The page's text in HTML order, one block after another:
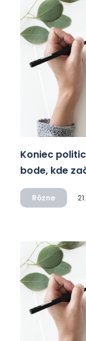
Koniec
bode, kde
Rôzne